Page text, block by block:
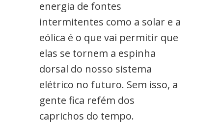
energia de fontes
intermitentes como a solar e a
eólica é o que vai permitir que
elas se tornem a espinha
dorsal do nosso sistema
elétrico no futuro. Sem isso, a
gente fica refém dos
caprichos do tempo.